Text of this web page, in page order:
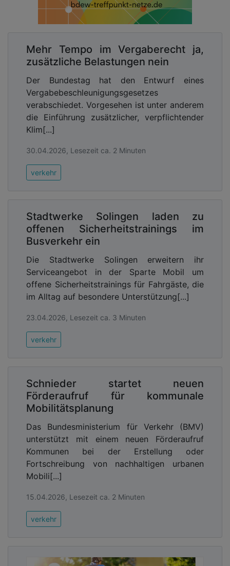
Mehr Tempo im Vergaberecht ja,
zusätzliche Belastungen nein
Der Bundestag hat den Entwurf eines
Vergabebeschleunigungsgesetzes
verabschiedet. Vorgesehen ist unter anderem
die Einführung zusätzlicher, verpflichtender
Klim[...]
30.04.2026, Lesezeit ca. 2 Minuten
verkehr
Stadtwerke Solingen laden zu
offenen Sicherheitstrainings im
Busverkehr ein
Die Stadtwerke Solingen erweitern ihr
Serviceangebot in der Sparte Mobil um
offene Sicherheitstrainings für Fahrgäste, die
im Alltag auf besondere Unterstützung[...]
23.04.2026, Lesezeit ca. 3 Minuten
verkehr
Schnieder startet neuen
Förderaufruf für kommunale
Mobilitätsplanung
Das Bundesministerium für Verkehr (BMV)
unterstützt mit einem neuen Förderaufruf
Kommunen bei der Erstellung oder
Fortschreibung von nachhaltigen urbanen
Mobili[...]
15.04.2026, Lesezeit ca. 2 Minuten
verkehr